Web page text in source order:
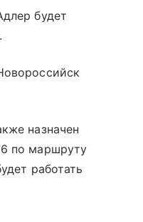
будет
назначен
по маршруту
работать